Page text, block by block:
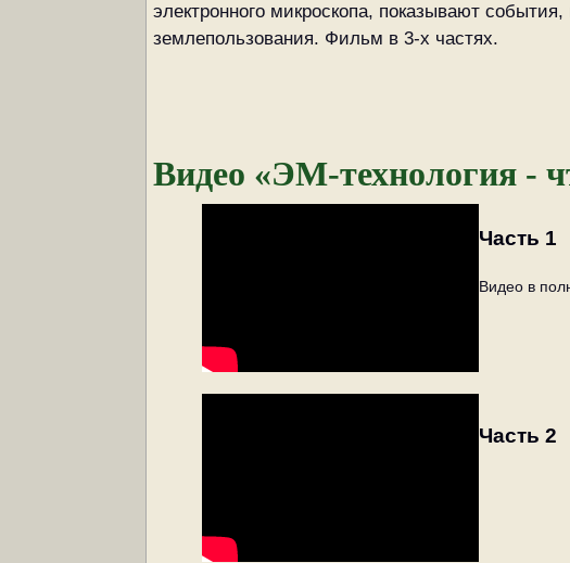
электронного микроскопа, показывают
землепользования. Фильм в 3-х частях.
Видео «ЭМ-технология -
Часть 1
Видео в
Часть 2